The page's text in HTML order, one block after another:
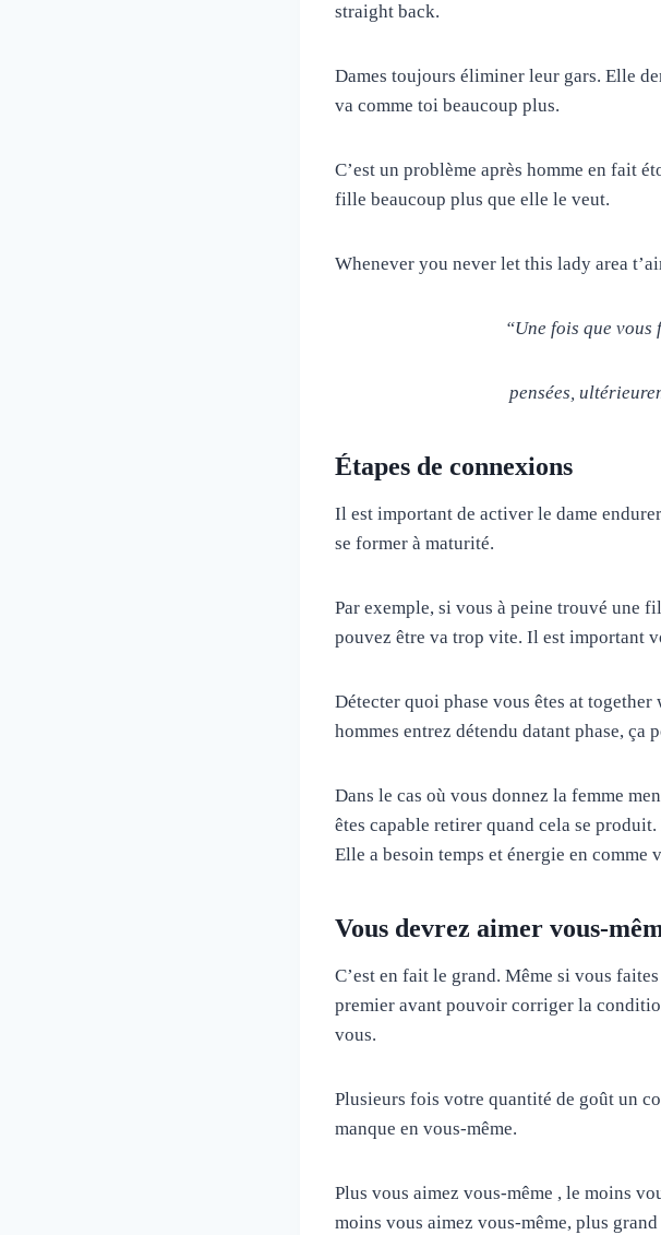
straight back.
Dames toujours éliminer leur gars. Elle
va comme toi beaucoup plus.
C’est un problème après homme en fait
fille beaucoup plus que elle le veut.
Whenever you never let this lady area
“Une fois que vous
pensées,
Étapes de connexions
Il est important de activer le dame
se former à maturité.
Par exemple, si vous à peine trouvé une
pouvez être va trop vite. Il est important
Détecter quoi phase vous êtes at
hommes entrez détendu datant phase, ça
Dans le cas où vous donnez la femme
êtes capable retirer quand cela se
Elle a besoin temps et énergie en comme
Vous devrez aimer vous-
C’est en fait le grand. Même si vous
premier avant pouvoir corriger la
vous.
Plusieurs fois votre quantité de goût un
manque en vous-même.
Plus vous aimez vous-même , le moins
moins vous aimez vous-même, plus